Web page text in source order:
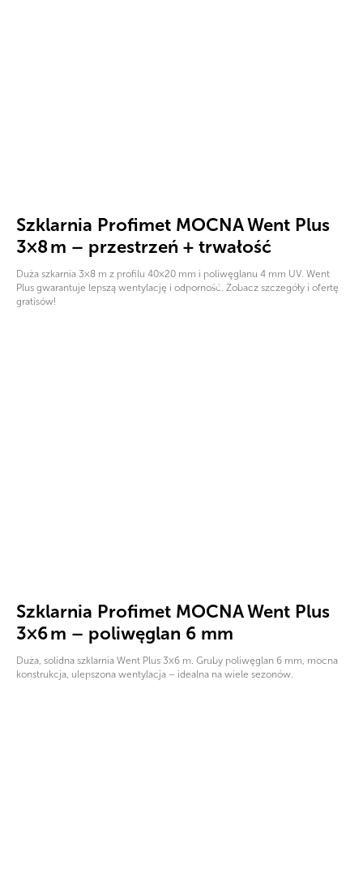
Szklarnia Profimet MOCNA Went Plus
3×8 m – przestrzeń + trwałość
Duża szkarnia 3×8 m z profilu 40×20 mm i poliwęglanu 4 mm UV. Went
Plus gwarantuje lepszą wentylację i odporność. Zobacz szczegóły i ofertę
gratisów!
Szklarnia Profimet MOCNA Went Plus
3×6 m – poliwęglan 6 mm
Duża, solidna szklarnia Went Plus 3×6 m. Gruby poliwęglan 6 mm, mocna
konstrukcja, ulepszona wentylacja – idealna na wiele sezonów.